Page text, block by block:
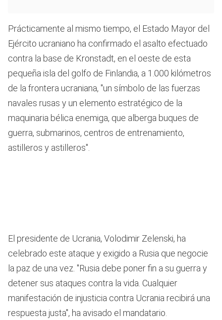
Prácticamente al mismo tiempo, el Estado Mayor del
Ejército ucraniano ha confirmado el asalto efectuado
contra la base de Kronstadt, en el oeste de esta
pequeña isla del golfo de Finlandia, a 1.000 kilómetros
de la frontera ucraniana, "un símbolo de las fuerzas
navales rusas y un elemento estratégico de la
maquinaria bélica enemiga, que alberga buques de
guerra, submarinos, centros de entrenamiento,
astilleros y astilleros".
El presidente de Ucrania, Volodimir Zelenski, ha
celebrado este ataque y exigido a Rusia que negocie
la paz de una vez. "Rusia debe poner fin a su guerra y
detener sus ataques contra la vida. Cualquier
manifestación de injusticia contra Ucrania recibirá una
respuesta justa", ha avisado el mandatario.